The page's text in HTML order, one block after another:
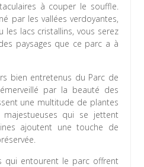
à couper le souffle.
par les vallées verdoyantes,
les lacs cristallins, vous serez
paysages que ce parc a à
bien entretenus du Parc de
par la beauté des
une multitude de plantes
majestueuses qui se jettent
ajoutent une touche de
qui entourent le parc offrent